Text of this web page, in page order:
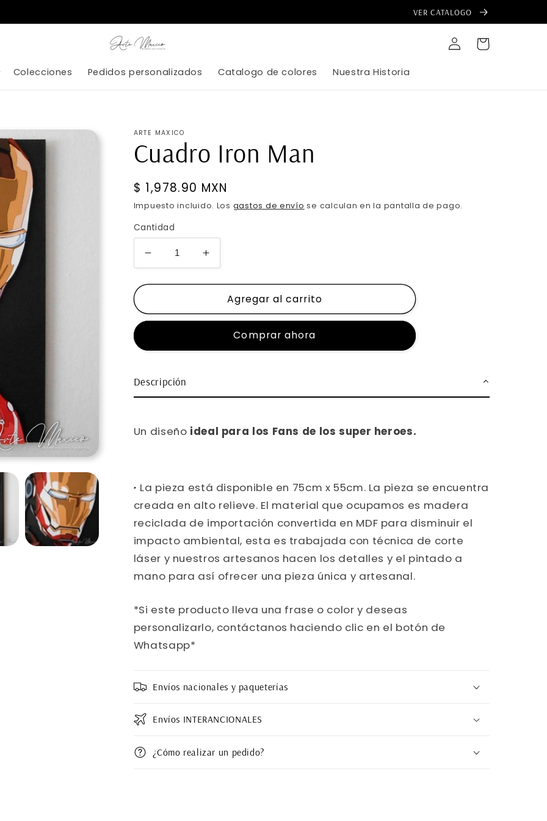
VER CATALOGO
Colecciones Pedidos personalizados Catalogo de colores Nuestra Historia
Iniciar
sesión
Carrito
ARTE MAXICO
Cuadro Iron Man
Precio
habitual
$ 1,978.90 MXN
Impuesto incluido. Los gastos de envío se calculan en la pantalla de pago.
Cantidad
Reducir
cantidad
para
Iron
Aumentar
cantidad
para
Cuadro
Iron
Agregar al carrito
Comprar ahora
Descripción
Un diseño ideal para los Fans de los super heroes.
· La pieza está disponible en 75cm x 55cm. La pieza se encuentra
creada en alto relieve. El material que ocupamos es madera
reciclada de importación convertida en MDF para disminuir el
impacto ambiental, esta es trabajada con técnica de corte
láser y nuestros artesanos hacen los detalles y el pintado a
mano para así ofrecer una pieza única y artesanal.
*Si este producto lleva una frase o color y deseas
personalizarlo, contáctanos haciendo clic en el botón de
Whatsapp*
Envíos nacionales y paqueterías
Envíos INTERANCIONALES
¿Cómo realizar un pedido?